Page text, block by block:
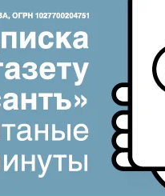
Реклама в «Ъ»